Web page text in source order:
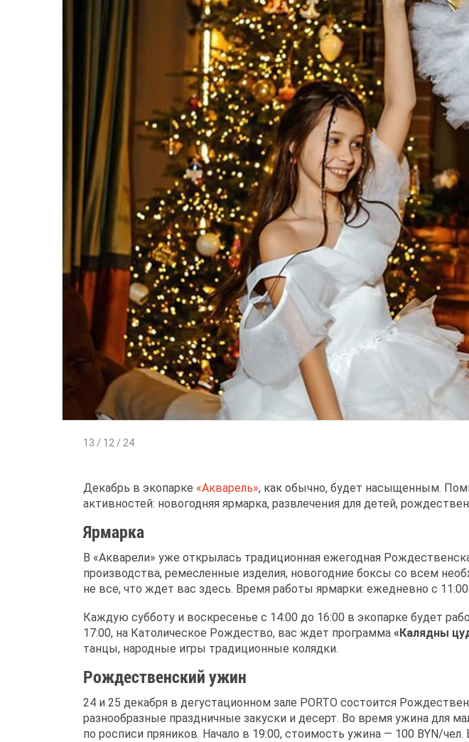
13 / 12 / 24
Декабрь в экопарке «Акварель», как обычно, будет насыщенным.
активностей: новогодняя ярмарка, развлечения для детей,
Ярмарка
В «Акварели» уже открылась традиционная ежегодная
производства, ремесленные изделия, новогодние боксы со всем
не все, что ждет вас здесь. Время работы ярмарки: ежедневно с
Каждую субботу и воскресенье с 14:00 до 16:00 в экопарке будет
17:00, на Католическое Рождество, вас ждет программа «Калядны
танцы, народные игры традиционные колядки.
Рождественский ужин
24 и 25 декабря в дегустационном зале PORTO состоится
разнообразные праздничные закуски и десерт. Во время ужина для
по росписи пряников. Начало в 19:00, стоимость ужина — 100 BYN/